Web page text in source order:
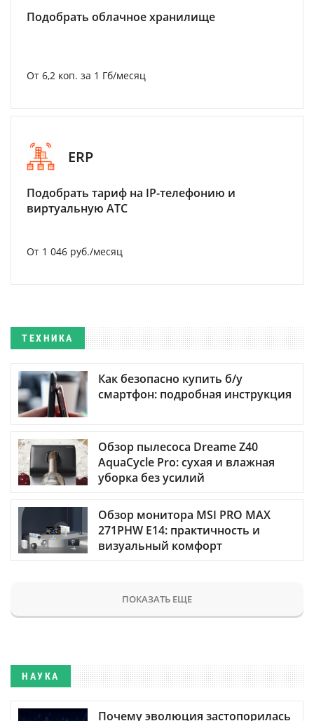
Подобрать облачное хранилище
От 6,2 коп. за 1 Гб/месяц
ERP
Подобрать тариф на IP-телефонию и
виртуальную АТС
От 1 046 руб./месяц
ТЕХНИКА
Как безопасно купить б/у
смартфон: подробная инструкция
Обзор пылесоса Dreame Z40
AquaCycle Pro: сухая и влажная
уборка без усилий
Обзор монитора MSI PRO MAX
271PHW E14: практичность и
визуальный комфорт
ПОКАЗАТЬ ЕЩЕ
НАУКА
Почему эволюция застопорилась